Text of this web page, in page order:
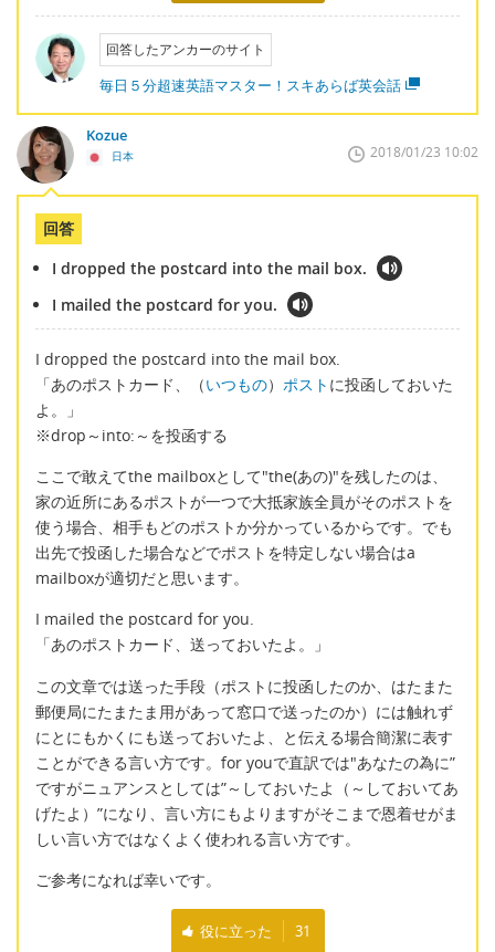
回答したアンカーのサイト
毎日５分超速英語マスター！スキあらば英会話
Kozue
日本 2018/01/23 10:02
回答
I dropped the postcard into the mail box.
I mailed the postcard for you.
I dropped the postcard into the mail box.
「あのポストカード、（いつもの） ポスト に投函しておいた
よ。」
※drop～into:～を投函する
ここで敢えてthe mailboxとして"the(あの)"を残したのは、
家の近所にあるポストが一つで大抵家族全員がそのポストを
使う場合、相手もどのポストか分かっているからです。でも
出先で投函した場合などでポストを特定しない場合はa
mailboxが適切だと思います。
I mailed the postcard for you.
「あのポストカード、送っておいたよ。」
この文章では送った手段（ポストに投函したのか、はたまた
郵便局にたまたま用があって窓口で送ったのか）には触れず
にとにもかくにも送っておいたよ、と伝える場合簡潔に表す
ことができる言い方です。for youで直訳では"あなたの為に”
ですがニュアンスとしては”～しておいたよ（～しておいてあ
げたよ）”になり、言い方にもよりますがそこまで恩着せがま
しい言い方ではなくよく使われる言い方です。
ご参考になれば幸いです。
役に立った 31